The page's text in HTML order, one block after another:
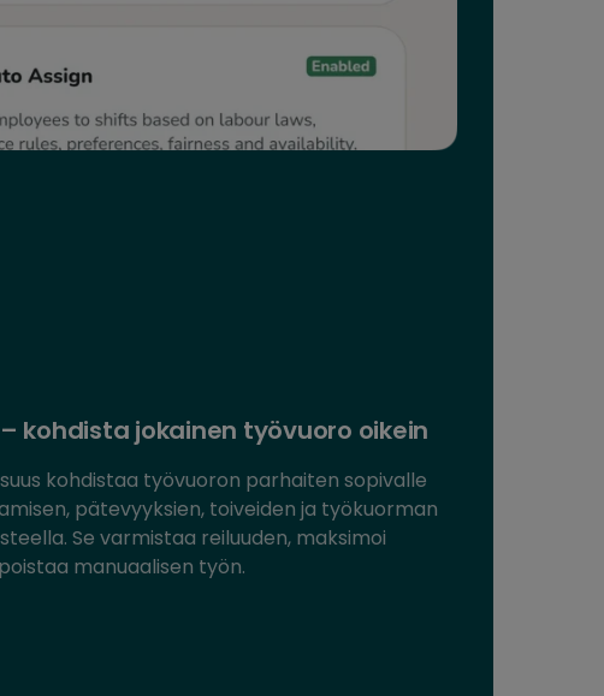
kohdista jokainen työvuoro oikein
kohdistaa työvuoron parhaiten sopivalle
pätevyyksien, toiveiden ja työkuorman
Se varmistaa reiluuden, maksimoi
manuaalisen työn.